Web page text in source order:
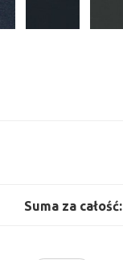
Suma za całość: